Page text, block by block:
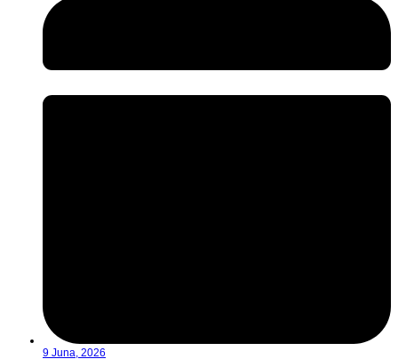
9 Juna, 2026